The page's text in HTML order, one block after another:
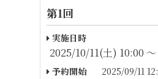
第1回
実施日時
2025/10/11(土) 10:00 〜
予約開始
2025/09/11